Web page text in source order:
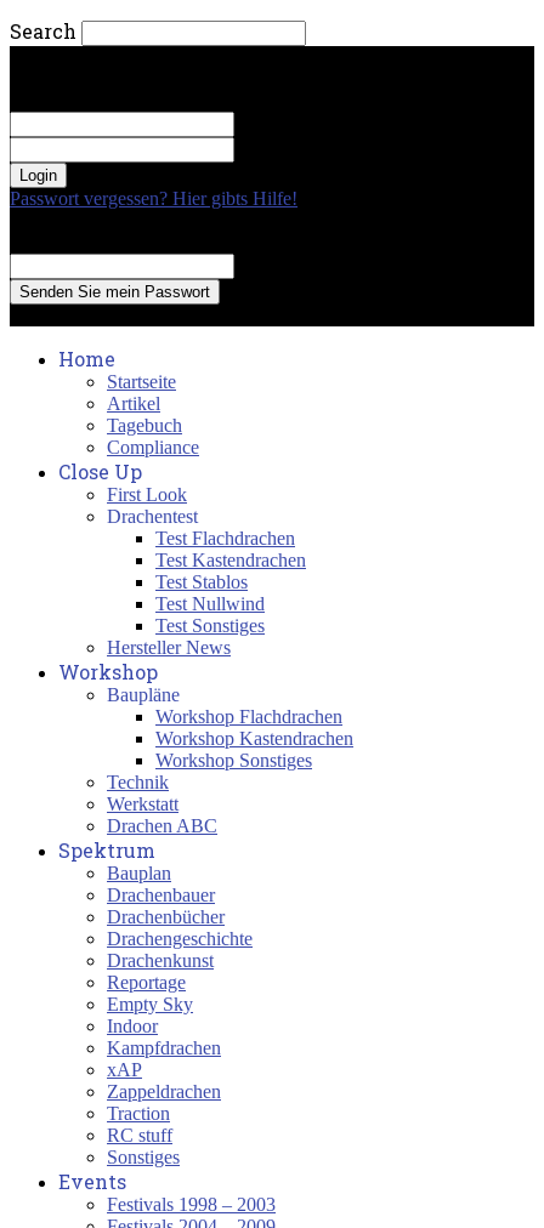
Search
Passwort vergessen? Hier gibts Hilfe!
Home
Startseite
Artikel
Tagebuch
Compliance
Close Up
First Look
Drachentest
Test Flachdrachen
Test Kastendrachen
Test Stablos
Test Nullwind
Test Sonstiges
Hersteller News
Workshop
Baupläne
Workshop Flachdrachen
Workshop Kastendrachen
Workshop Sonstiges
Technik
Werkstatt
Drachen ABC
Spektrum
Bauplan
Drachenbauer
Drachenbücher
Drachengeschichte
Drachenkunst
Reportage
Empty Sky
Indoor
Kampfdrachen
xAP
Zappeldrachen
Traction
RC stuff
Sonstiges
Events
Festivals 1998 – 2003